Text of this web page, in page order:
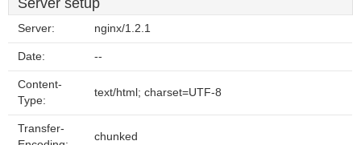
Server setup
Server: nginx/1.2.1
Date: --
Content-
Type:
text/html; charset=UTF-8
Transfer-
chunked